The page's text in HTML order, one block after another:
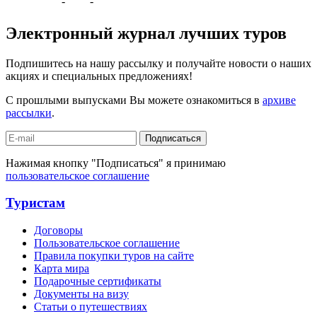
Электронный журнал лучших туров
Подпишитесь на нашу рассылку и получайте новости о наших
акциях и специальных предложениях!
С прошлыми выпусками Вы можете ознакомиться в архиве
рассылки.
Подписаться
Нажимая кнопку "Подписаться" я принимаю
пользовательское соглашение
Туристам
Договоры
Пользовательское соглашение
Правила покупки туров на сайте
Карта мира
Подарочные сертификаты
Документы на визу
Статьи о путешествиях